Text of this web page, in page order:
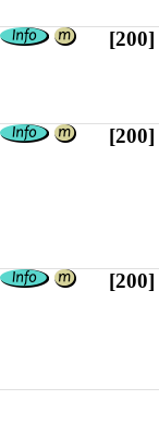
[200]
[200]
[200]